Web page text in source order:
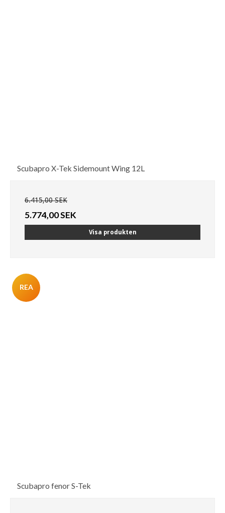
Scubapro X-Tek Sidemount Wing 12L
6.415,00 SEK
5.774,00 SEK
Visa produkten
REA
Scubapro fenor S-Tek